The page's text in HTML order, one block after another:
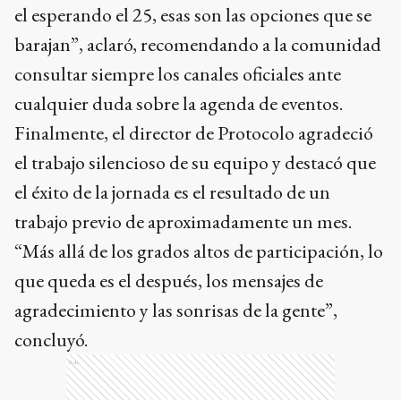
el esperando el 25, esas son las opciones que se
barajan”, aclaró, recomendando a la comunidad
consultar siempre los canales oficiales ante
cualquier duda sobre la agenda de eventos.
Finalmente, el director de Protocolo agradeció
el trabajo silencioso de su equipo y destacó que
el éxito de la jornada es el resultado de un
trabajo previo de aproximadamente un mes.
“Más allá de los grados altos de participación, lo
que queda es el después, los mensajes de
agradecimiento y las sonrisas de la gente”,
concluyó.
Ads